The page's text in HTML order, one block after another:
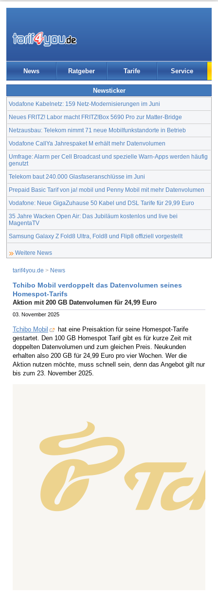
News Ratgeber Tarife Service
Newsticker
Vodafone Kabelnetz: 159 Netz-Modernisierungen im Juni
Neues FRITZ! Labor macht FRITZ!Box 5690 Pro zur Matter-Bridge
Netzausbau: Telekom nimmt 71 neue Mobilfunkstandorte in Betrieb
Vodafone CallYa Jahrespaket M erhält mehr Datenvolumen
Umfrage: Alarm per Cell Broadcast und spezielle Warn-Apps werden häufig
genutzt
Telekom baut 240.000 Glasfaseranschlüsse im Juni
Prepaid Basic Tarif von ja! mobil und Penny Mobil mit mehr Datenvolumen
Vodafone: Neue GigaZuhause 50 Kabel und DSL Tarife für 29,99 Euro
35 Jahre Wacken Open Air: Das Jubiläum kostenlos und live bei
MagentaTV
Samsung Galaxy Z Fold8 Ultra, Fold8 und Flip8 offiziell vorgestellt
Weitere News
tarif4you.de > News
Tchibo Mobil verdoppelt das Datenvolumen seines
Homespot-Tarifs
Aktion mit 200 GB Datenvolumen für 24,99 Euro
03. November 2025
Tchibo Mobil
hat eine Preisaktion für seine Homespot-Tarife
gestartet. Den 100 GB Homespot Tarif gibt es für kurze Zeit mit
doppelten Datenvolumen und zum gleichen Preis. Neukunden
erhalten also 200 GB für 24,99 Euro pro vier Wochen. Wer die
Aktion nutzen möchte, muss schnell sein, denn das Angebot gilt nur
bis zum 23. November 2025.